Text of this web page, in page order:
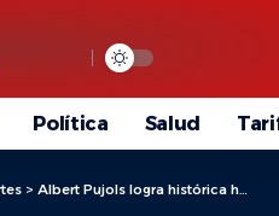
Política Salud
> Albert Pujols logra histórica hazaña con los Leones del Escogido en la Serie del Caribe 2025